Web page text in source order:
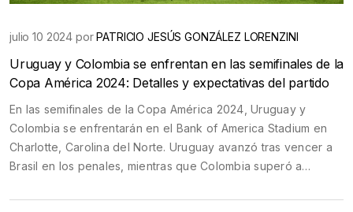
julio 10 2024 porPATRICIO JESÚS GONZÁLEZ LORENZINI
Uruguay y Colombia se enfrentan en las semifinales de la
Copa América 2024: Detalles y expectativas del partido
En las semifinales de la Copa América 2024, Uruguay y
Colombia se enfrentarán en el Bank of America Stadium en
Charlotte, Carolina del Norte. Uruguay avanzó tras vencer a
Brasil en los penales, mientras que Colombia superó a
James Rodríguez. El partido está programado para el